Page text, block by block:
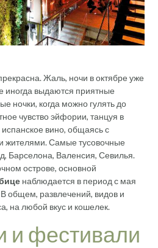
Жаль, ночи в октябре уже
иногда выдаются приятные
ночки, когда можно гулять до
чувство эйфории, танцуя в
вино, общаясь с
Самые тусовочные
Барселона, Валенсия, Севилья.
острове, основной
наблюдается в период с мая
В общем, развлечений, видов и
на любой вкус и кошелек.
и фестивали